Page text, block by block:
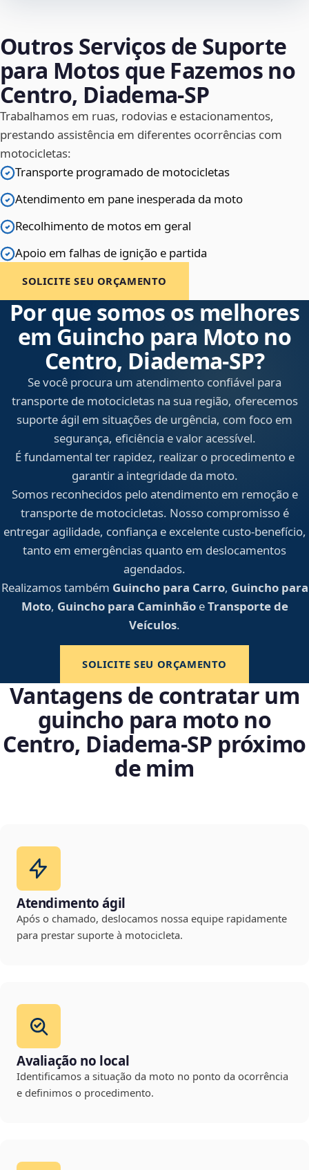
Outros Serviços de Suporte
para Motos que Fazemos no
Centro, Diadema‑SP
Trabalhamos em ruas, rodovias e estacionamentos,
prestando assistência em diferentes ocorrências com
motocicletas:
Transporte programado de motocicletas
Atendimento em pane inesperada da moto
Recolhimento de motos em geral
Apoio em falhas de ignição e partida
SOLICITE SEU ORÇAMENTO
Por que somos os melhores
em Guincho para Moto no
Centro, Diadema‑SP?
Se você procura um atendimento confiável para
transporte de motocicletas na sua região, oferecemos
suporte ágil em situações de urgência, com foco em
segurança, eficiência e valor acessível.
É fundamental ter rapidez, realizar o procedimento e
garantir a integridade da moto.
Somos reconhecidos pelo atendimento em remoção e
transporte de motocicletas. Nosso compromisso é
entregar agilidade, confiança e excelente custo-benefício,
tanto em emergências quanto em deslocamentos
agendados.
Realizamos também Guincho para Carro, Guincho para
Moto, Guincho para CaminhãoeTransporte de
Veículos.
SOLICITE SEU ORÇAMENTO
Vantagens de contratar um
guincho para moto no
Centro, Diadema‑SP próximo
de mim
Atendimento ágil
Após o chamado, deslocamos nossa equipe rapidamente
para prestar suporte à motocicleta.
Avaliação no local
Identificamos a situação da moto no ponto da ocorrência
e definimos o procedimento.